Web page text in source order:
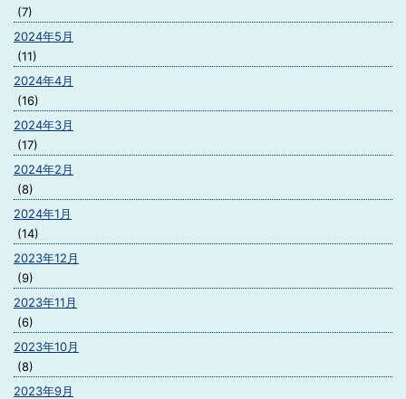
(7)
2024年5月
(11)
2024年4月
(16)
2024年3月
(17)
2024年2月
(8)
2024年1月
(14)
2023年12月
(9)
2023年11月
(6)
2023年10月
(8)
2023年9月